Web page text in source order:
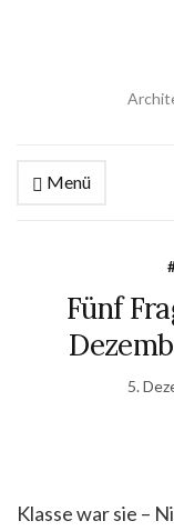
Menü
Fünf
5.
Klasse war sie –